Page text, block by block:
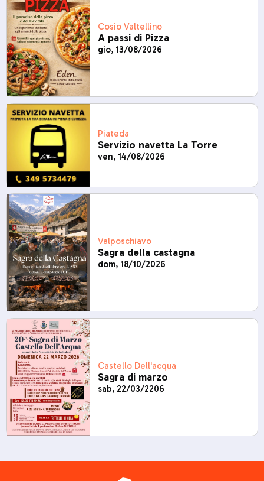
Cosio Valtellino
A passi di Pizza
gio, 13/08/2026
Piateda
Servizio navetta La Torre
ven, 14/08/2026
Valposchiavo
Sagra della castagna
dom, 18/10/2026
Castello Dell'acqua
Sagra di marzo
sab, 22/03/2206